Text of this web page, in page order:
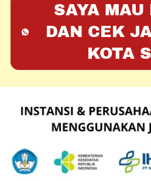
`
SAYA MAU
DAN CEK
KOTA